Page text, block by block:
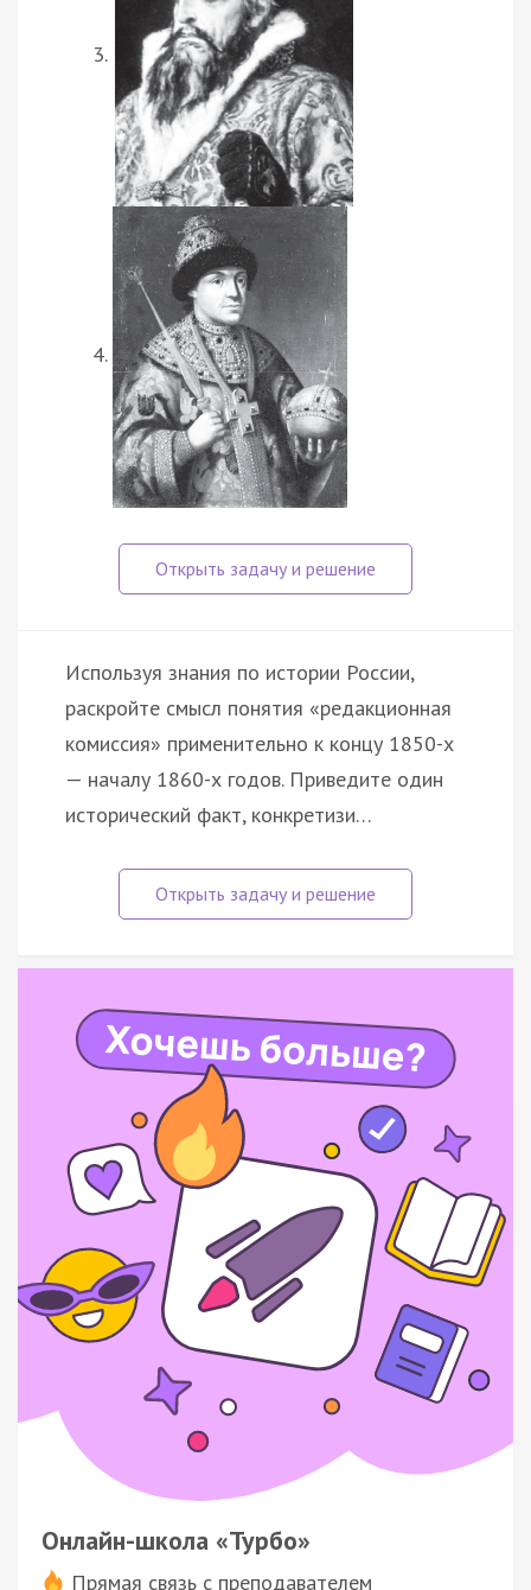
Используя знания по истории России,
раскройте смысл понятия «редакционная
комиссия» применительно к концу 1850-х
— началу 1860-х годов. Приведите один
исторический факт, конкретизи…
Онлайн-школа «Турбо»
Прямая связь с преподавателем